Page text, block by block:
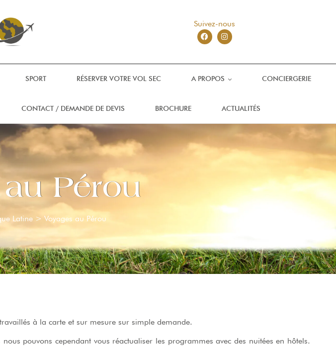
Suivez-nous
SPORT RÉSERVER VOTRE VOL SEC A PROPOS CONCIERGERIE
CONTACT / DEMANDE DE DEVIS BROCHURE ACTUALITÉS
Pérou
Latine> Voyages au Pérou
à la carte et sur mesure sur simple demande.
pouvons cependant vous réactualiser les programmes avec des nuitées en hôtels.